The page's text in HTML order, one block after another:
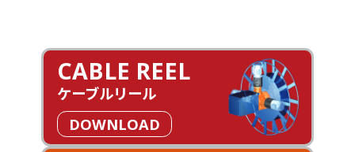
CABLE REEL
ケーブルリール
DOWNLOAD